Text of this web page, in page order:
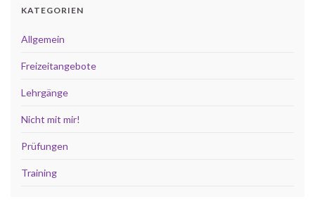
KATEGORIEN
Allgemein
Freizeitangebote
Lehrgänge
Nicht mit mir!
Prüfungen
Training